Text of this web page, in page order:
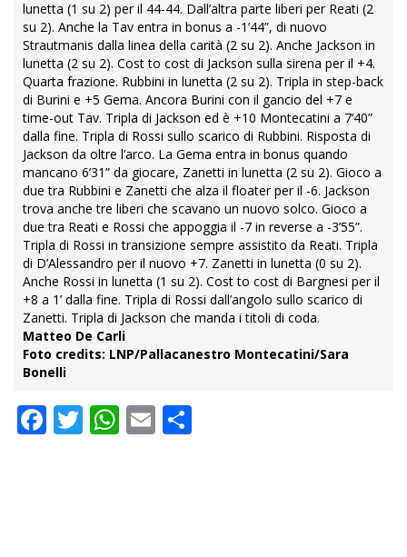
lunetta (1 su 2) per il 44-44. Dall’altra parte liberi per Reati (2
su 2). Anche la Tav entra in bonus a -1’44”, di nuovo
Strautmanis dalla linea della carità (2 su 2). Anche Jackson in
lunetta (2 su 2). Cost to cost di Jackson sulla sirena per il +4.
Quarta frazione. Rubbini in lunetta (2 su 2). Tripla in step-back
di Burini e +5 Gema. Ancora Burini con il gancio del +7 e
time-out Tav. Tripla di Jackson ed è +10 Montecatini a 7’40”
dalla fine. Tripla di Rossi sullo scarico di Rubbini. Risposta di
Jackson da oltre l’arco. La Gema entra in bonus quando
mancano 6’31” da giocare, Zanetti in lunetta (2 su 2). Gioco a
due tra Rubbini e Zanetti che alza il floater per il -6. Jackson
trova anche tre liberi che scavano un nuovo solco. Gioco a
due tra Reati e Rossi che appoggia il -7 in reverse a -3’55”.
Tripla di Rossi in transizione sempre assistito da Reati. Tripla
di D’Alessandro per il nuovo +7. Zanetti in lunetta (0 su 2).
Anche Rossi in lunetta (1 su 2). Cost to cost di Bargnesi per il
+8 a 1’ dalla fine. Tripla di Rossi dall’angolo sullo scarico di
Zanetti. Tripla di Jackson che manda i titoli di coda.
Matteo De Carli
Foto credits: LNP/Pallacanestro Montecatini/Sara
Bonelli
Facebook
Twitter
WhatsApp
Email